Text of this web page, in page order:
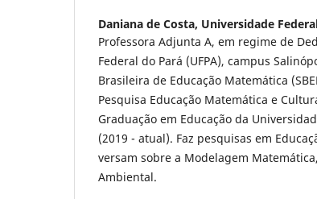
Daniana de Costa, Universidade
Professora Adjunta A, em regime de
Federal do Pará (UFPA), campus
Brasileira de Educação Matemática
Pesquisa Educação Matemática e
Graduação em Educação da
(2019 - atual). Faz pesquisas em
versam sobre a Modelagem
Ambiental.